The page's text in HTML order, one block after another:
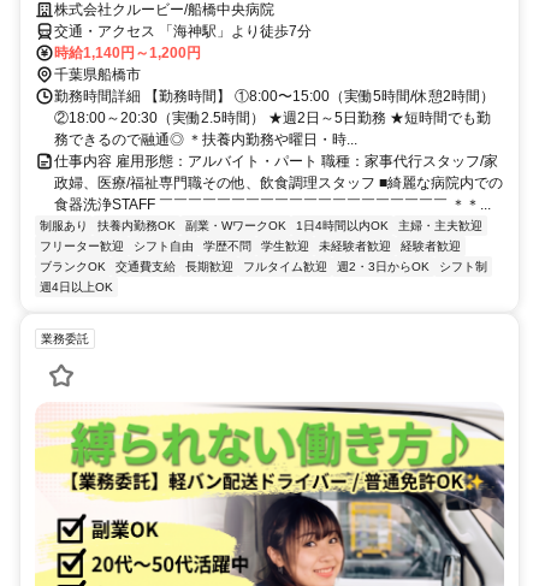
株式会社クルービー/船橋中央病院
交通・アクセス 「海神駅」より徒歩7分
時給1,140円～1,200円
千葉県船橋市
勤務時間詳細 【勤務時間】 ①8:00〜15:00（実働5時間/休憩2時間）
②18:00～20:30（実働2.5時間） ★週2日～5日勤務 ★短時間でも勤
務できるので融通◎ ＊扶養内勤務や曜日・時...
仕事内容 雇用形態：アルバイト・パート 職種：家事代行スタッフ/家
政婦、医療/福祉専門職その他、飲食調理スタッフ ■綺麗な病院内での
食器洗浄STAFF ￣￣￣￣￣￣￣￣￣￣￣￣￣￣￣￣￣￣￣￣ ＊＊...
制服あり 扶養内勤務OK 副業・WワークOK 1日4時間以内OK
主婦・主夫歓迎
フリーター歓迎
シフト自由 学歴不問 学生歓迎 未経験者歓迎
経験者歓迎
ブランクOK
交通費支給 長期歓迎 フルタイム歓迎 週2・3日からOK
シフト制
週4日以上OK
業務委託